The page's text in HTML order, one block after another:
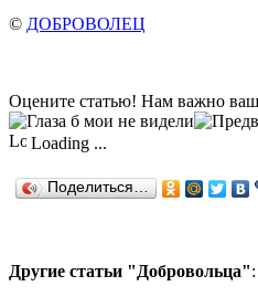
© ДОБРОВОЛЕЦ
Оцените статью! Нам важно
Loading ...
Поделиться…
Другие статьи "Добровольца":